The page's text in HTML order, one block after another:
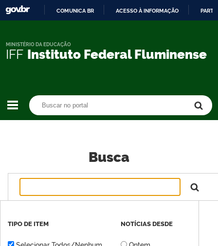
CONTEÚDO
COMUNICA BR ACESSO À INFORMAÇÃO
IFF Instituto Federal Fluminense
MINISTÉRIO DA EDUCAÇÃO
Busca
TIPO DE ITEM NOTÍCIAS DESDE